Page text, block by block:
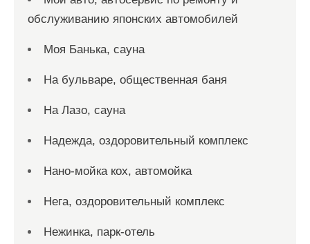
обслуживанию японских автомобилей
Моя Банька, сауна
На бульваре, общественная баня
На Лазо, сауна
Надежда, оздоровительный комплекс
Нано-мойка кох, автомойка
Нега, оздоровительный комплекс
Нежинка, парк-отель